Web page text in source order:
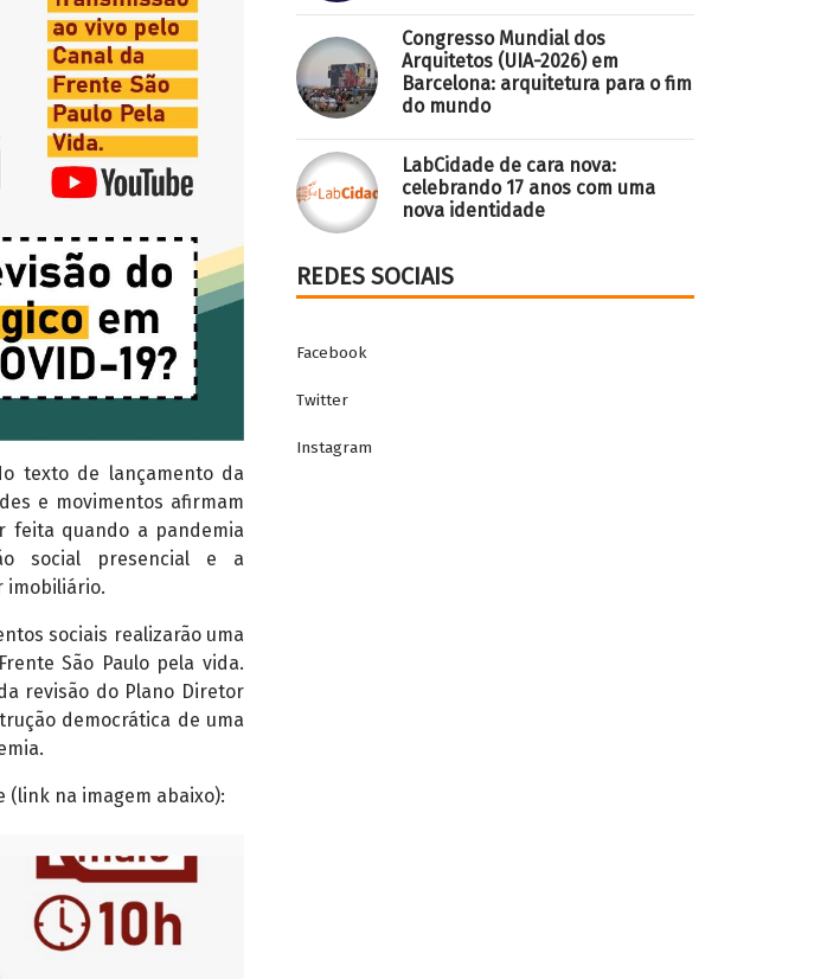
No texto de lançamento da
e movimentos afirmam
feita quando a pandemia
social presencial e a
imobiliário.
sociais realizarão uma
São Paulo pela vida.
revisão do Plano Diretor
democrática de uma
(link na imagem abaixo):
Congresso Mundial dos
Arquitetos (UIA-2026) em
Barcelona: arquitetura para o fim
do mundo
LabCidade de cara nova:
celebrando 17 anos com uma
nova identidade
REDES SOCIAIS
Facebook
Twitter
Instagram